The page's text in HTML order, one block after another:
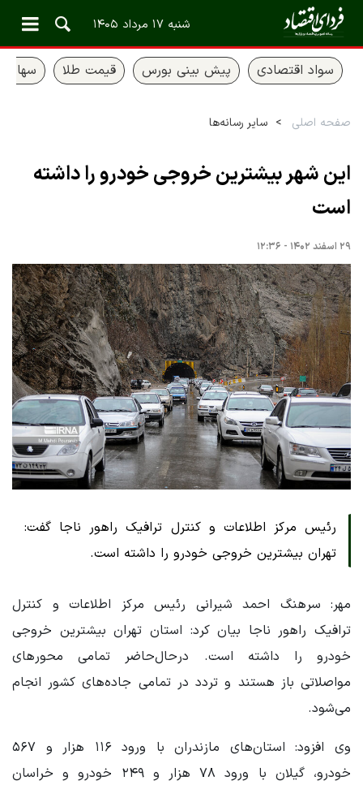
شنبه ۱۷ مرداد ۱۴۰۵
سواد اقتصادی پیش بینی بورس قیمت طلا سهام
صفحه اصلی سایر رسانه‌ها
این شهر بیشترین خروجی خودرو را داشته
است
۲۹ اسفند ۱۴۰۲ - ۱۲:۳۶
رئیس مرکز اطلاعات و کنترل ترافیک راهور ناجا گفت:
تهران بیشترین خروجی خودرو را داشته است.
مهر: سرهنگ احمد شیرانی رئیس مرکز اطلاعات و کنترل
ترافیک راهور ناجا بیان کرد: استان تهران بیشترین خروجی
خودرو را داشته است. درحال‌حاضر تمامی محورهای
مواصلاتی باز هستند و تردد در تمامی جاده‌های کشور انجام
می‌شود.
وی افزود: استان‌های مازندران با ورود ۱۱۶ هزار و ۵۶۷
خودرو، گیلان با ورود ۷۸ هزار و ۲۴۹ خودرو و خراسان